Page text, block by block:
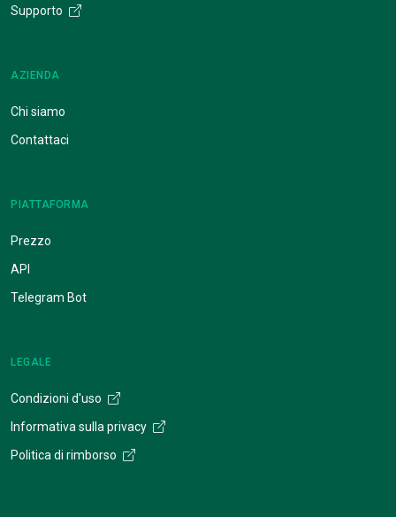
Supporto
AZIENDA
Chi siamo
Contattaci
PIATTAFORMA
Prezzo
API
Telegram Bot
LEGALE
Condizioni d'uso
Informativa sulla privacy
Politica di rimborso